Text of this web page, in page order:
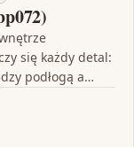
się każdy detal:
podłogą a